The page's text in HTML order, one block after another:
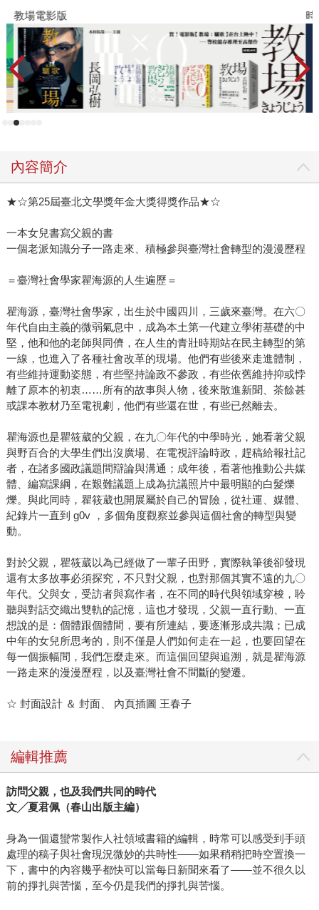
主旋律，即便當時看來不甚明確。 為什麼要做思想的討論，
為什麼要在意「公共性」，為什麼要保留獨立的公共空間討
論事物，集會結社為什麼很重要，為什麼要為公眾事務而努
力……如果覺得眼前的社會並不美好，但比起以往還是有機
會愈來愈好，這些就都是值得我們維護且努力的價值。在本
書中，描寫了瞿海源一路參與抗議萬年國代、反軍人干政、
獨臺會案、廢除刑法一百條，呈現了九〇年代那個風起雲湧
嚴後第一次改版公民課本，以及參與公共電視建臺，甚至實
際出馬參選公視董事長的部分，作為社會學家，瞿海源不只
是「理解」社會，他是為了爭取公共性的空間而真正「參與
人，不可以怯戰。 也想講一下這本書的寫法。上面提到的內
容感覺可能很嚴肅，但本書本質可是散文形式的個人與家族
術）與私人生活雙軌前進而不顯突兀。隨著時光一直推進，
社會的脈動，長大後作者的行動，以及她對於父親逐漸深入
的理解也匯流其中，變成了多重結構，但文字讀來依舊清
爽，不會夾纏不清、窒礙處處；連「公」為什麼重要，抑或
《臺灣省戒嚴令》、《動員戡亂時期臨時條款》、《懲治叛
亂條例》如何在解嚴後還有條彎繞小徑通往死刑都梳理得清
清楚楚，這真的是作家功力了（編輯當時看到那邊內心是有
歡呼一聲的）。如果讀一讀停了下來，要不就是描寫得太有
趣被逗樂，也可能是該段文字後勁很強，必須擦個淚（非誇
示）或嘆口氣才能繼續看下去。 在這篇介紹文字中，沒有多
說傳主的家族歷史與師友互動，是因為對照著社會的變動，
這個部分顯得平凡曲折但又很動人，自己看的話感動應該更
綿長，一如我們每戶人家裡都會有的故事，總有人衝動，掙
脫，也有人落隊，離去……悲歡離合畢竟是免不了的，請各
位讀者在看完本書後一定也要好好看看書末的照片輯，啊，
那是一位老先生的念念不忘。
教場電影版 時
內容簡介
★☆第25屆臺北文學獎年金大獎得獎作品★☆
一本女兒書寫父親的書
一個老派知識分子一路走來、積極參與臺灣社會轉型的漫漫歷程
＝臺灣社會學家瞿海源的人生遍歷＝
瞿海源，臺灣社會學家，出生於中國四川，三歲來臺灣。在六〇
年代自由主義的微弱氣息中，成為本土第一代建立學術基礎的中
堅，他和他的老師與同儕，在人生的青壯時期站在民主轉型的第
一線，也進入了各種社會改革的現場。他們有些後來走進體制，
有些維持運動姿態，有些堅持論政不參政，有些依舊維持抑或悖
離了原本的初衷……所有的故事與人物，後來散進新聞、茶餘甚
或課本教材乃至電視劇，他們有些還在世，有些已然離去。
瞿海源也是瞿筱葳的父親，在九〇年代的中學時光，她看著父親
與野百合的大學生們出沒廣場、在電視評論時政，趕稿給報社記
者，在諸多國政議題間辯論與溝通；成年後，看著他推動公共媒
體、編寫課綱，在艱難議題上成為抗議照片中最明顯的白髮爍
爍。與此同時，瞿筱葳也開展屬於自己的冒險，從社運、媒體、
紀錄片一直到 g0v ，多個角度觀察並參與這個社會的轉型與變
動。
對於父親，瞿筱葳以為已經做了一輩子田野，實際執筆後卻發現
還有太多故事必須探究，不只對父親，也對那個其實不遠的九〇
年代。父與女，受訪者與寫作者，在不同的時代與領域穿梭，聆
聽與對話交織出雙軌的記憶，這也才發現，父親一直行動、一直
想說的是：個體跟個體間，要有所連結，要逐漸形成共識；已成
中年的女兒所思考的，則不僅是人們如何走在一起，也要回望在
每一個振幅間，我們怎麼走來。而這個回望與追溯，就是瞿海源
一路走來的漫漫歷程，以及臺灣社會不間斷的變遷。
☆ 封面設計 ＆ 封面、 內頁插圖 王春子
編輯推薦
訪問父親，也及我們共同的時代
文╱夏君佩（春山出版主編）
身為一個還蠻常製作人社領域書籍的編輯，時常可以感受到手頭
處理的稿子與社會現況微妙的共時性——如果稍稍把時空置換一
下，書中的內容幾乎都快可以當每日新聞來看了——並不很久以
前的掙扎與苦惱，至今仍是我們的掙扎與苦惱。